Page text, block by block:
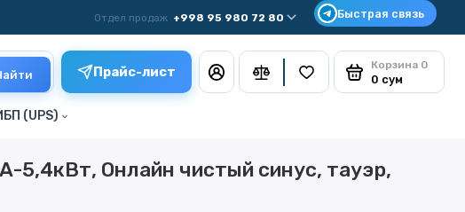
Отдел продаж +998 95 980 72 80
Прайс-лист Корзина 0
0 сум
(UPS)
5,4кВт, Онлайн чистый синус, тауэр,